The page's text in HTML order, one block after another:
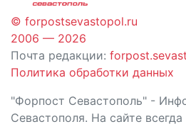
© forpostsevastopol.ru
2006 — 2026
Почта редакции:
Политика обработки данных
"Форпост Севастополь" -
Севастополя. На сайте всегда